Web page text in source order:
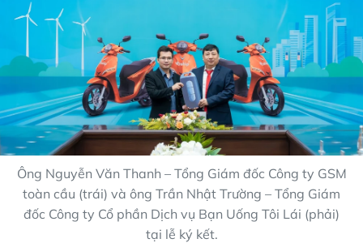
Ông Nguyễn Văn Thanh – Tổng Giám đốc Công ty GSM
toàn cầu (trái) và ông Trần Nhật Trường – Tổng Giám
đốc Công ty Cổ phần Dịch vụ Bạn Uống Tôi Lái (phải)
tại lễ ký kết.